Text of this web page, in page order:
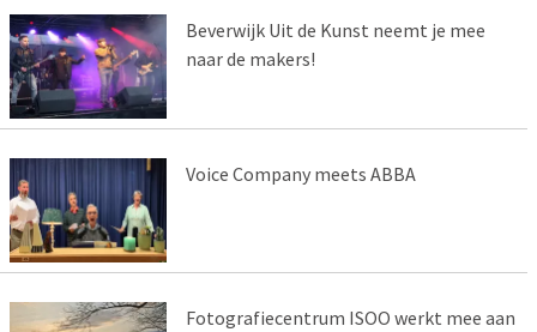
Beverwijk Uit de Kunst neemt je mee
naar de makers!
Voice Company meets ABBA
Fotografiecentrum ISOO werkt mee aan